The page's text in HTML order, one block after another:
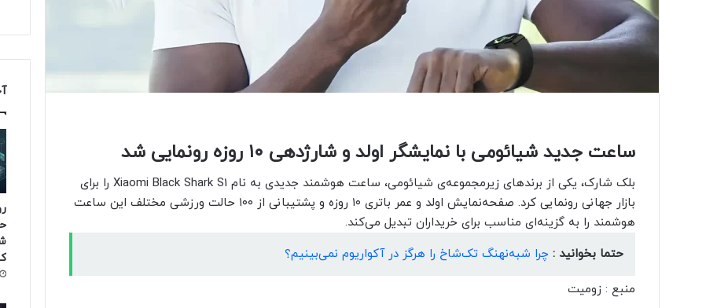
ساعت جدید شیائومی با نمایشگر اولد و شارژدهی ۱۰ روزه رونمایی شد
بلک شارک، یکی از برندهای زیرمجموعه‌ی شیائومی، ساعت هوشمند جدیدی به نام Xiaomi Black Shark S1 را برای
بازار جهانی رونمایی کرد. صفحه‌نمایش اولد و عمر باتری ۱۰ روزه و پشتیبانی از ۱۰۰ حالت ورزشی مختلف این ساعت
هوشمند را به گزینه‌ای مناسب برای خریداران تبدیل می‌کند.
حتما بخوانید : چرا شبه‌نهنگ تک‌شاخ را هرگز در آکواریوم نمی‌بینیم؟
منبع : زومیت